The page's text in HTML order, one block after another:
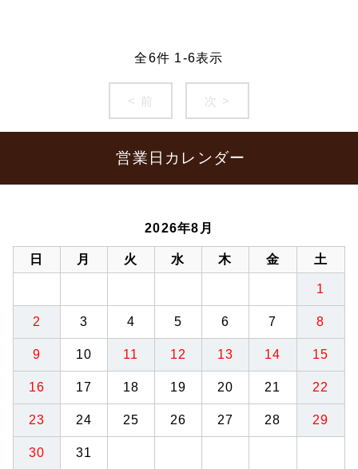
全6件 1-6表示
< 前 次 >
営業日カレンダー
2026年8月
日 月 火 水 木 金 土
1
2 3 4 5 6 7 8
9 10 11 12 13 14 15
16 17 18 19 20 21 22
23 24 25 26 27 28 29
30 31